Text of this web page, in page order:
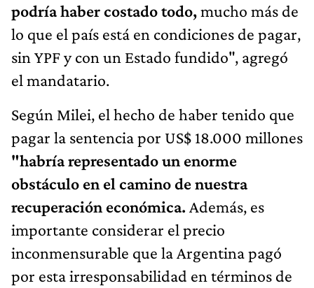
podría haber costado todo,mucho más de
lo que el país está en condiciones de pagar,
sin YPF y con un Estado fundido", agregó
el mandatario.
Según Milei, el hecho de haber tenido que
pagar la sentencia por US$ 18.000 millones
"habría representado un enorme
obstáculo en el camino de nuestra
recuperación económica. Además, es
importante considerar el precio
inconmensurable que la Argentina pagó
por esta irresponsabilidad en términos de